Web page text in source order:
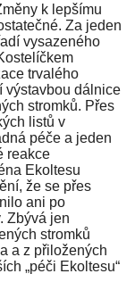
k lepšímu
Za jeden
vysazeného
trvalého
výstavbou dálnice
stromků. Přes
listů v
péče a jeden
reakce
Ekoltesu
že se přes
ani po
Zbývá jen
stromků
a z přiložených
„péči Ekoltesu“